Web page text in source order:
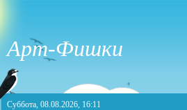
Арт-Фишки
Суббота, 08.08.2026, 16:11